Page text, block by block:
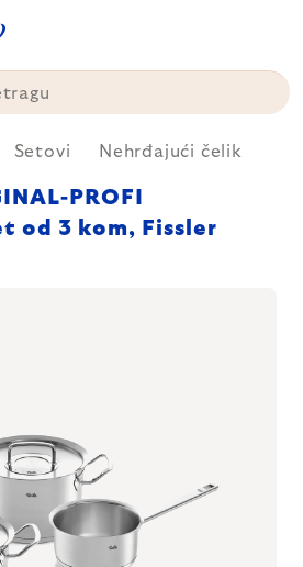
Setovi Nehrđajući čelik
PROFI
od 3 kom, Fissler